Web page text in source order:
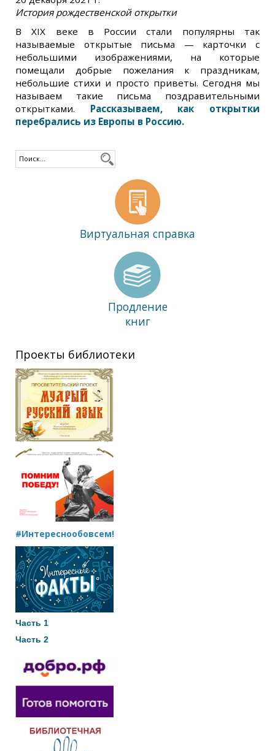
История рождественской открытки
В XIX веке в России стали популярны так
называемые открытые письма — карточки с
небольшими изображениями, на которые
помещали добрые пожелания к праздникам,
небольшие стихи и просто приветы. Сегодня мы
называем такие письма поздравительными
открытками. Рассказываем, как открытки
перебрались из Европы в Россию.
Виртуальная справка
Продление
книг
Проекты библиотеки
#Интереснообовсем!
Часть 1
Часть 2